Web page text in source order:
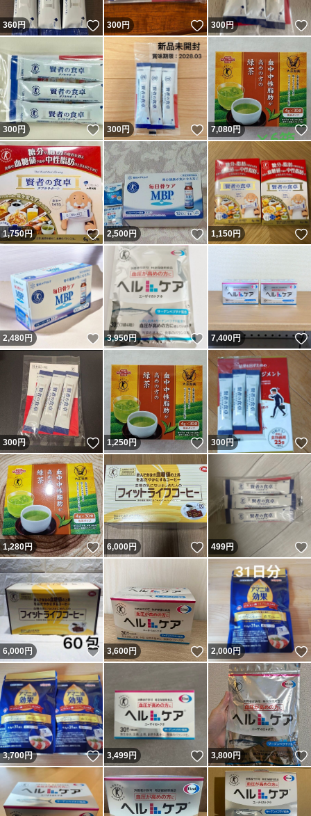
360円 いいね！
300円 いいね！
300円
300円 いいね！
300円 いいね！
7,080円
1,750円 いいね！
2,500円 いいね！
1,150円
2,480 円 いいね！
3,950円 いいね！
7,400円
300円 いいね！
1,250円 いいね！
300円
1,280円 いいね！
6,000円 いいね！
499円
6,000円 いいね！
3,600円 いいね！
2,000円
3,700円 いいね！
3,499円 いいね！
3,800円